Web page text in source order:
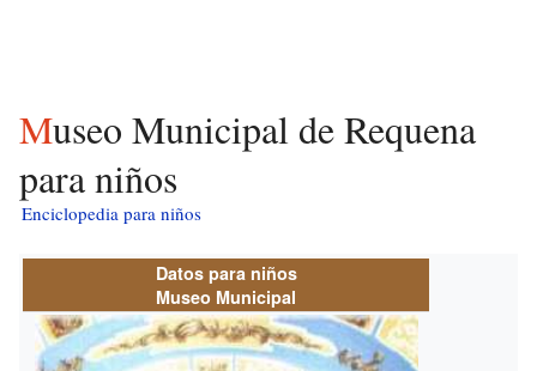
Museo Municipal de Requena
para niños
Enciclopedia para niños
Datos para niños
Museo Municipal